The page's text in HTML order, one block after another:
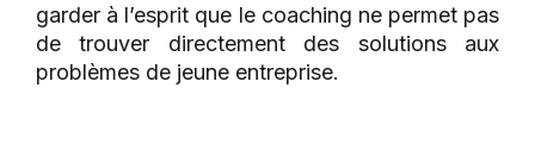
garder à l’esprit que le coaching ne permet pas
de trouver directement des solutions aux
problèmes de jeune entreprise.